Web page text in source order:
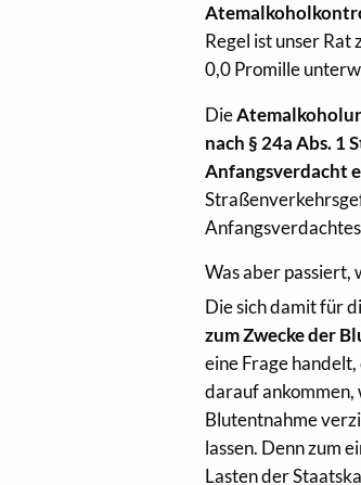
Regel ist unser Rat
0,0 Promille
Die
nach § 24a Abs. 1
Anfangsverdacht
Was aber
Die sich damit für
zum Zwecke der
eine Frage
darauf ankommen,
Blutentnahme
lassen. Denn zum
Lasten der